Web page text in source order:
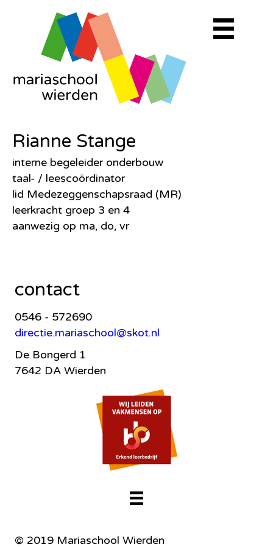
Rianne Stange
interne begeleider onderbouw
taal- / leescoördinator
lid Medezeggenschapsraad (MR)
leerkracht groep 3 en 4
aanwezig op ma, do, vr
contact
0546 - 572690
directie.mariaschool@skot.nl
De Bongerd 1
7642 DA Wierden
© 2019 Mariaschool Wierden